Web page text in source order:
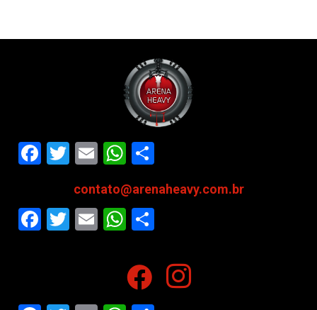
Facebook
Twitter
EmailWhatsApp
contato@arenaheavy.com.br
Facebook
Twitter
EmailWhatsApp